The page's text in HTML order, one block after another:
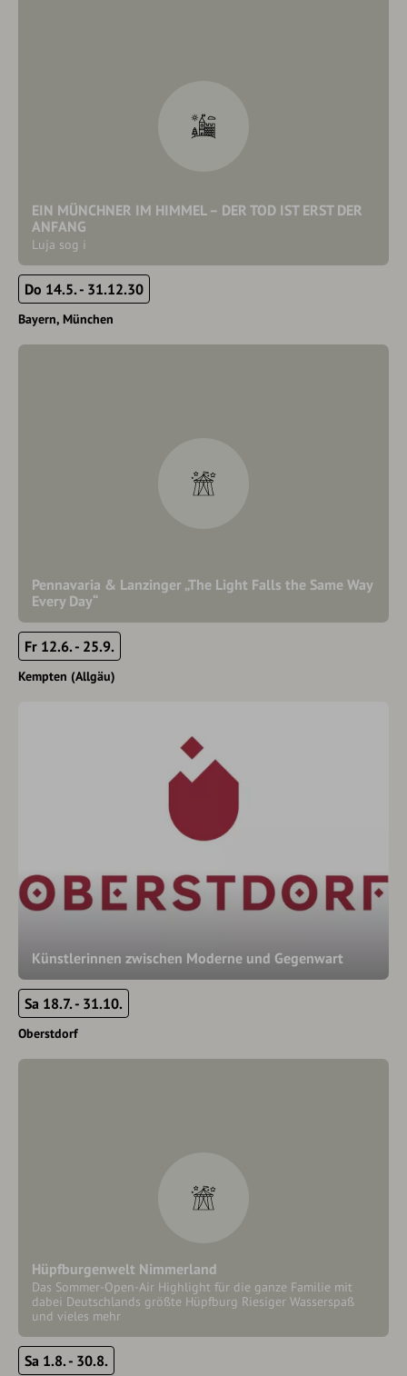
EIN MÜNCHNER IM HIMMEL – DER TOD IST ERST DER
ANFANG
Luja sog i
Do 14.5. - 31.12.30
Bayern München
Pennavaria & Lanzinger „The Light Falls the Same Way
Every Day“
Fr 12.6. - 25.9.
Kempten (Allgäu)
Künstlerinnen zwischen Moderne und Gegenwart
Sa 18.7. - 31.10.
Oberstdorf
Hüpfburgenwelt Nimmerland
Das Sommer-Open-Air Highlight für die ganze Familie mit
dabei Deutschlands größte Hüpfburg Riesiger Wasserspaß
und vieles mehr
Sa 1.8. - 30.8.